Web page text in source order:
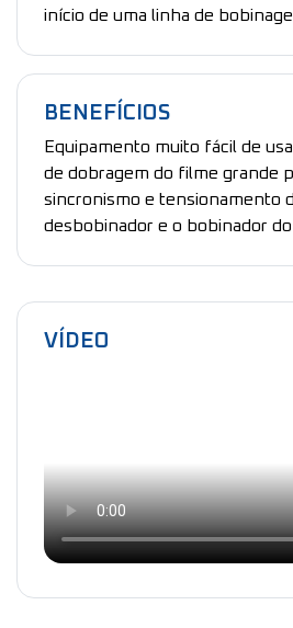
início de uma linha de
BENEFÍCIOS
Equipamento muito fácil de
de dobragem do filme grande
sincronismo e tensionamento
desbobinador e o bobinador do
VÍDEO